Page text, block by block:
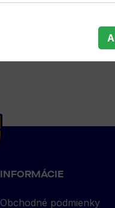
INFORMÁCIE
Obchodné podmienky